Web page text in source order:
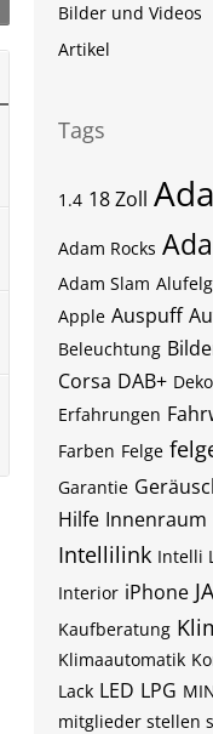
Bilder und Videos
Artikel
Tags
1.4 18 Zoll
Adam Rocks
Adam Slam
Apple Auspuff
Beleuchtung
Corsa DAB+
Erfahrungen
Farben Felge
Garantie
Hilfe Innenraum
Intellilink Intelli
Interior iPhone
Kaufberatung
Klimaautomatik
Lack LED LPG
mitglieder stellen